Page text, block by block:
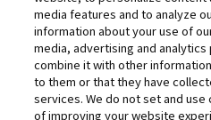
©外薗健／集英社
©タカヒロ・竹村洋平／集英社
©高橋留美子／小学館・読売
©藤本タツキ／集英社・ＭＡ
© 2025 MAPPA／チェンソーマ
media features and to analyze
information about your use of
media, advertising and
combine it with other
to them or that they have
services. We do not set and
of improving your website